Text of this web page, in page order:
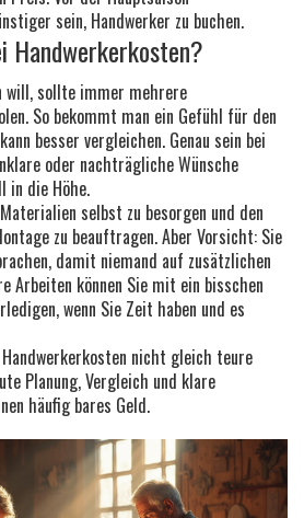
sein, Handwerker zu buchen.
Handwerkerkosten?
will, sollte immer mehrere
So bekommt man ein Gefühl für den
besser vergleichen. Genau sein bei
oder nachträgliche Wünsche
in die Höhe.
selbst zu besorgen und den
zu beauftragen. Aber Vorsicht: Sie
damit niemand auf zusätzlichen
Arbeiten können Sie mit ein bisschen
wenn Sie Zeit haben und es
nicht gleich teure
Planung, Vergleich und klare
häufig bares Geld.